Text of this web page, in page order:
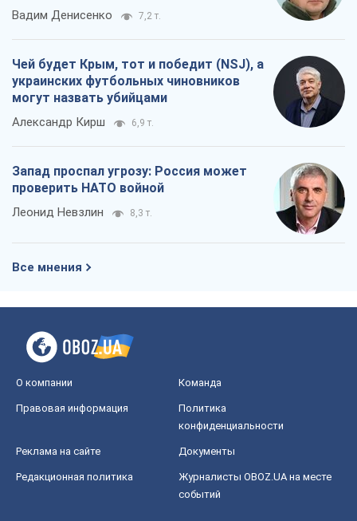
Вадим Денисенко 7,2 т.
Чей будет Крым, тот и победит (NSJ), а
украинских футбольных чиновников
могут назвать убийцами
Александр Кирш 6,9 т.
Запад проспал угрозу: Россия может
проверить НАТО войной
Леонид Невзлин 8,3 т.
Все мнения
О компании Команда
Правовая информация
Политика
конфиденциальности
Реклама на сайте Документы
Редакционная политика
Журналисты OBOZ.UA на месте
событий